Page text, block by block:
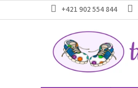
obsah
+421 902 554 844